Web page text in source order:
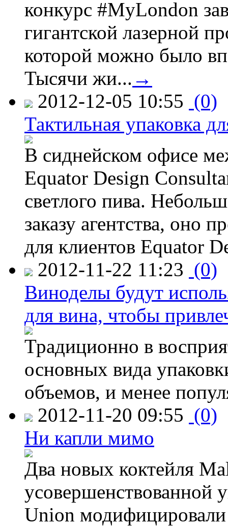
конкурс #MyLondon
гигантской лазерной
которой можно было
Тысячи жи... →
2012-12-05 10:55 (0)
Тактильная упаковка
В сиднейском офисе
Equator Design
светлого пива.
заказу агентства, оно
для клиентов Equator
2012-11-22 11:23 (0)
Виноделы будут
для вина, чтобы
Традиционно в
основных вида
объемов, и менее
2012-11-20 09:55 (0)
Ни капли мимо
Два новых коктейля
усовершенствованной
Union модифицировали